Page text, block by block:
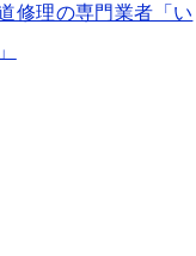
修理の専門業者「い